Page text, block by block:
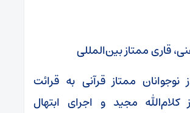
قاری ممتاز بین‌المللی
ممتاز قرآنی به قرائت
کلام‌الله مجید و اجرای ابتهال